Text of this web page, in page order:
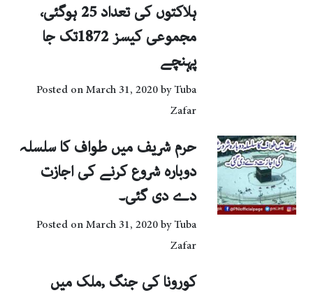
ہلاکتوں کی تعداد 25 ہوگئی،
مجموعی کیسز 1872تک جا
پہنچے
Posted onMarch 31, 2020byTuba
Zafar
حرم شریف میں طواف کا سلسلہ
دوبارہ شروع کرنے کی اجازت
دے دی گئی۔
Posted onMarch 31, 2020byTuba
Zafar
کورونا کی جنگ ,ملک میں